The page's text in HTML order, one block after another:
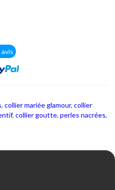
, collier mariée glamour, collier
, collier goutte, perles nacrées,